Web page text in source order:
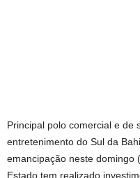
Principal polo comercial e de
entretenimento do Sul da
emancipação neste domingo
Estado tem realizado